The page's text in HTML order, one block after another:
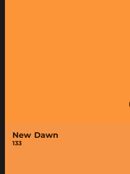
New Dawn
133